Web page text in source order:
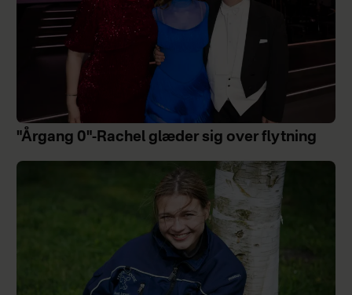
"Årgang 0"-Rachel glæder sig over flytning